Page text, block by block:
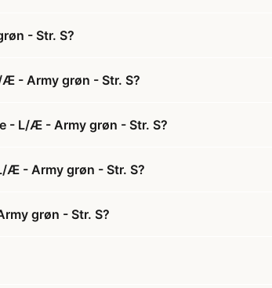
- Str. S?
- Army grøn - Str. S?
- L/Æ - Army grøn - Str. S?
Æ - Army grøn - Str. S?
grøn - Str. S?